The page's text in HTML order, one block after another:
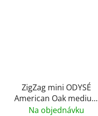
ZigZag mini ODYSÉ
American Oak medium
plus
Na objednávku